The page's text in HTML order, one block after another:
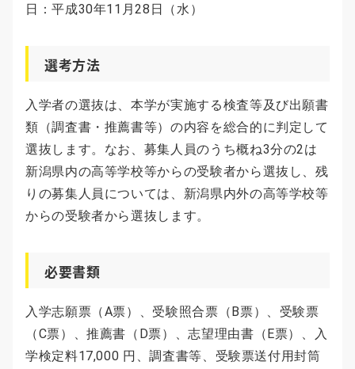
日：平成30年11月28日（水）
選考方法
入学者の選抜は、本学が実施する検査等及び出願書
類（調査書・推薦書等）の内容を総合的に判定して
選抜します。なお、募集人員のうち概ね3分の2は
新潟県内の高等学校等からの受験者から選抜し、残
りの募集人員については、新潟県内外の高等学校等
からの受験者から選抜します。
必要書類
入学志願票（A票）、受験照合票（B票）、受験票
（C票）、推薦書（D票）、志望理由書（E票）、入
学検定料17,000 円、調査書等、受験票送付用封筒